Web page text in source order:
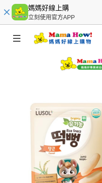
媽媽好線上購
立刻使用官方APP